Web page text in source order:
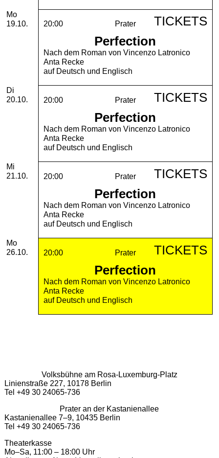
Montag, 19. Oktober 2026
Mo
19.10.
20:00 Prater
Perfection
Nach dem Roman von Vincenzo Latronico
Anta Recke
auf Deutsch und Englisch
TICKETS
Dienstag, 20. Oktober 2026
Di
20.10.
20:00 Prater
Perfection
Nach dem Roman von Vincenzo Latronico
Anta Recke
auf Deutsch und Englisch
TICKETS
Mittwoch, 21. Oktober 2026
Mi
21.10.
20:00 Prater
Perfection
Nach dem Roman von Vincenzo Latronico
Anta Recke
auf Deutsch und Englisch
TICKETS
Montag, 26. Oktober 2026
Mo
26.10.
20:00 Prater
Perfection
Nach dem Roman von Vincenzo Latronico
Anta Recke
auf Deutsch und Englisch
TICKETS
Volksbühne am Rosa-Luxemburg-Platz
Linienstraße 227, 10178 Berlin
Tel +49 30 24065-736
Prater an der Kastanienallee
Kastanienallee 7–9, 10435 Berlin
Tel +49 30 24065-736
Theaterkasse
Mo–Sa, 11:00 – 18:00 Uhr